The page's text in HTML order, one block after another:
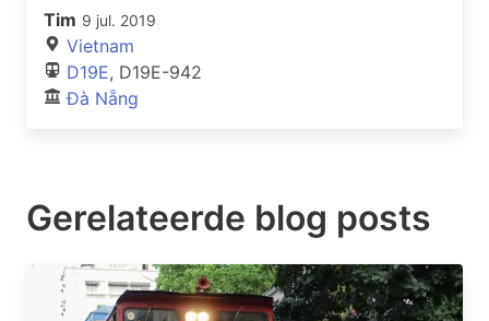
Tim 9 jul. 2019
Vietnam
D19E, D19E-942
Đà Nẵng
Gerelateerde blog posts